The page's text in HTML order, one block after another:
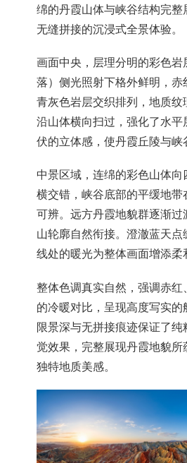
绵的丹霞山体与峡谷结构完整
无缝拼接的沉浸式全景体验。
画面中央，层理分明的彩色岩
落）侧光照射下格外鲜明，
青灰色岩层交织排列，地质
沿山体横向扫过，强化了水平
伏的立体感，使丹霞丘陵与峡
中景区域，连绵的彩色山体向
横交错，峡谷底部的平缓地
可辨。远方丹霞地貌群逐渐
山轮廓自然衔接。澄澈蓝天
线处的暖光为整体画面增添柔
整体色调真实自然，强调赤红
的冷暖对比，呈现高度写实
限景深与无拼接痕迹保证了
觉效果，完整展现丹霞地貌
独特地质美感。